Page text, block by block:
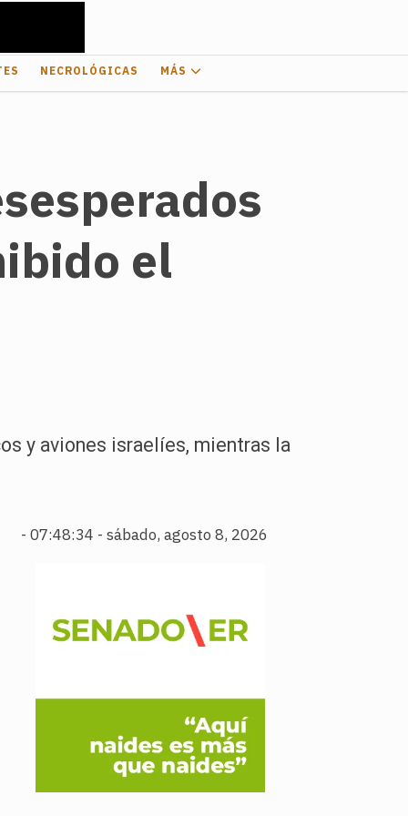
NECROLÓGICAS MÁS
el
y aviones israelíes, mientras la
- 07:48:36 - sábado, agosto 8, 2026